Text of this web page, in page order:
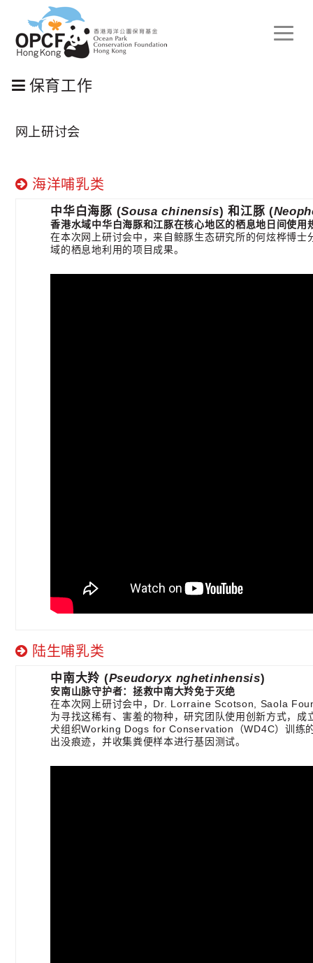
Toggle
保育工作
网上研讨会
海洋哺乳类
中华白海豚 (Sousa chinensis) 和江豚 (
香港水域中华白海豚和江豚在核心地区的栖息地日间使用
在本次网上研讨会中，来自鲸豚生态研究所的何炫桦博
域的栖息地利用的项目成果。
陆生哺乳类
中南大羚​ (Pseudoryx nghetinhensis)
安南山脉守护者：拯救中南大羚免于灭绝
在本次网上研讨会中，Dr. Lorraine Scotson, Saola
为寻找这稀有、害羞的物种，研究团队使用创新方式，
犬组织Working Dogs for Conservation（WD4C）训练
出没痕迹，并收集粪便样本进行基因测试。